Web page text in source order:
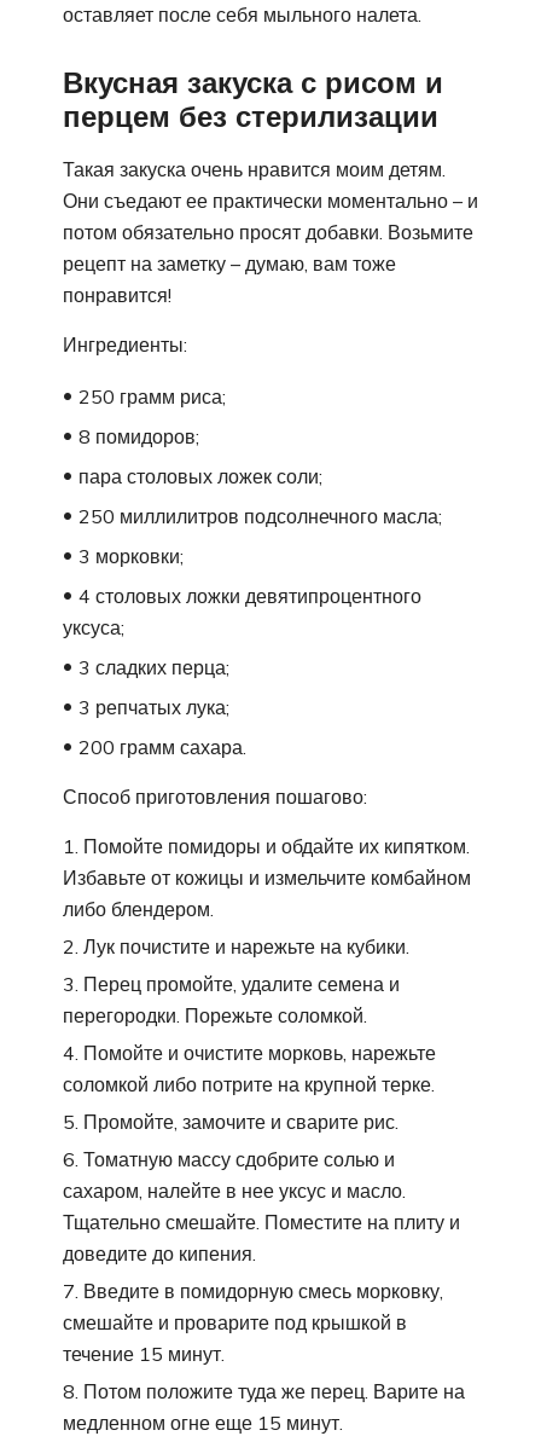
оставляет после себя мыльного налета.
Вкусная закуска с рисом и
перцем без стерилизации
Такая закуска очень нравится моим детям.
Они съедают ее практически моментально – и
потом обязательно просят добавки. Возьмите
рецепт на заметку – думаю, вам тоже
понравится!
Ингредиенты:
250 грамм риса;
8 помидоров;
пара столовых ложек соли;
250 миллилитров подсолнечного масла;
3 морковки;
4 столовых ложки девятипроцентного
уксуса;
3 сладких перца;
3 репчатых лука;
200 грамм сахара.
Способ приготовления пошагово:
Помойте помидоры и обдайте их кипятком.
Избавьте от кожицы и измельчите комбайном
либо блендером.
Лук почистите и нарежьте на кубики.
Перец промойте, удалите семена и
перегородки. Порежьте соломкой.
Помойте и очистите морковь, нарежьте
соломкой либо потрите на крупной терке.
Промойте, замочите и сварите рис.
Томатную массу сдобрите солью и
сахаром, налейте в нее уксус и масло.
Тщательно смешайте. Поместите на плиту и
доведите до кипения.
Введите в помидорную смесь морковку,
смешайте и проварите под крышкой в
течение 15 минут.
Потом положите туда же перец. Варите на
медленном огне еще 15 минут.